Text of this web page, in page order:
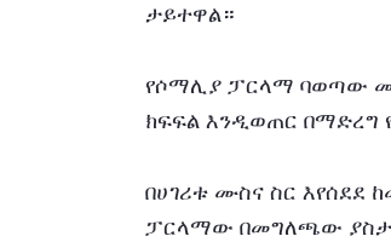
ታይተዋል።
የሶማሊያ ፓርላማ ባወጣው
ክፍፍል እንዲወጠር በማድረግ
በሀገሪቱ ሙስና ስር
ፓርላማው በመግለጫው